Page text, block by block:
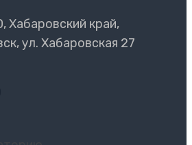
Хабаровский край,
ул. Хабаровская 27